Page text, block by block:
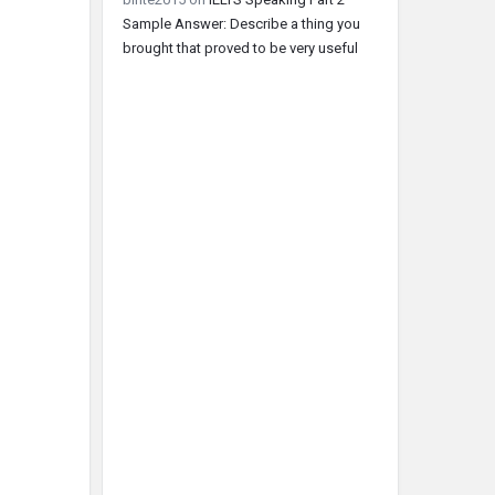
Sample Answer: Describe a thing you
brought that proved to be very useful